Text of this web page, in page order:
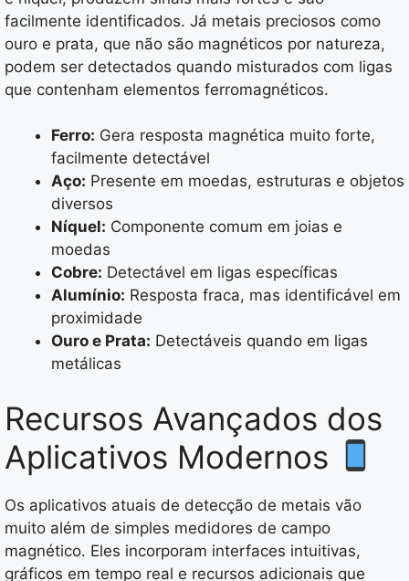
facilmente identificados. Já metais preciosos como
ouro e prata, que não são magnéticos por natureza,
podem ser detectados quando misturados com ligas
que contenham elementos ferromagnéticos.
Ferro: Gera resposta magnética muito forte,
facilmente detectável
Aço: Presente em moedas, estruturas e objetos
diversos
Níquel: Componente comum em joias e
moedas
Cobre: Detectável em ligas específicas
Alumínio: Resposta fraca, mas identificável em
proximidade
Ouro e Prata: Detectáveis quando em ligas
metálicas
Recursos Avançados dos
Aplicativos Modernos
Os aplicativos atuais de detecção de metais vão
muito além de simples medidores de campo
magnético. Eles incorporam interfaces intuitivas,
gráficos em tempo real e recursos adicionais que